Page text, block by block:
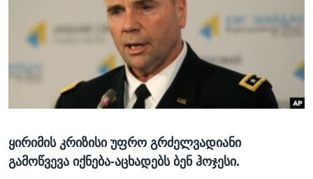
ᲮᲔᲓᲕᲐ ᲕᲐᲨᲘᲜᲒᲢᲝᲜᲘᲓᲐᲜ
ᲡᲢᲣᲓᲘᲐ ᲕᲐᲨᲘᲜᲒᲢᲝᲜᲘ
ᲞᲝᲚᲘᲢᲘᲙᲐ
ᲔᲙᲝᲜᲝᲛᲘᲙᲐ
ᲛᲔᲪᲜᲘᲔᲠᲔᲑᲐ
ᲙᲣᲚᲢᲣᲠᲐ
ᲒᲐᲚᲘᲚᲔᲝ
ᲠᲣᲡᲔᲗᲘᲡ ᲨᲔᲭᲠᲐ ᲣᲙᲠᲐᲘᲜᲐᲨᲘ
Learning English
ᲗᲕᲐᲚᲘ ᲒᲕᲐᲓᲔᲕᲜᲔᲗ
ენები
ყირიმის კრიზისი უფრო გრძელვადიანი
გამოწვევა იქნება-აცხადებს ბენ ჰოჯესი.